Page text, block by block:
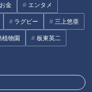
お金 エンタメ
ラグビー 三上悠亜
植物園 板東英二